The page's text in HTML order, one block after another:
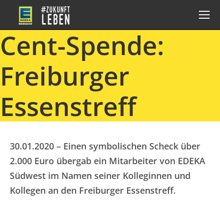
Cent-Spende:
Freiburger
Essenstreff
30.01.2020 – Einen symbolischen Scheck über
2.000 Euro übergab ein Mitarbeiter von EDEKA
Südwest im Namen seiner Kolleginnen und
Kollegen an den Freiburger Essenstreff.